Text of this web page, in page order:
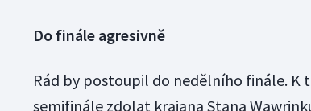
Do finále agresivně
Rád by postoupil do nedělního finále. K
semifinále zdolat krajana Stana